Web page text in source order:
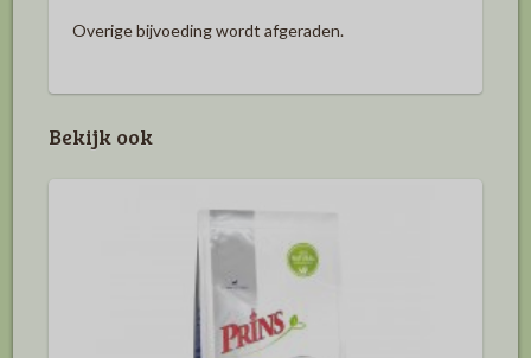
Overige bijvoeding wordt afgeraden.
Bekijk ook